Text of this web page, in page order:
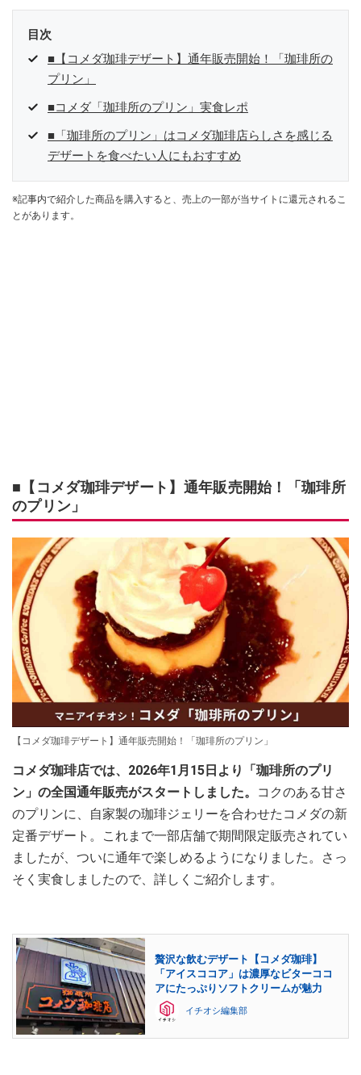
目次
■【コメダ珈琲デザート】通年販売開始！「珈琲所の
プリン」
■コメダ「珈琲所のプリン」実食レポ
■「珈琲所のプリン」はコメダ珈琲店らしさを感じる
デザートを食べたい人にもおすすめ
※記事内で紹介した商品を購入すると、売上の一部が当サイトに還元されるこ
とがあります。
■【コメダ珈琲デザート】通年販売開始！「珈琲所
のプリン」
【コメダ珈琲デザート】通年販売開始！「珈琲所のプリン」
コメダ珈琲店では、2026年1月15日より「珈琲所のプリ
ン」の全国通年販売がスタートしました。
コクのある甘さ
のプリンに、自家製の珈琲ジェリーを合わせたコメダの新
定番デザート。これまで一部店舗で期間限定販売されてい
ましたが、ついに通年で楽しめるようになりました。さっ
そく実食しましたので、詳しくご紹介します。
贅沢な飲むデザート【コメダ珈琲】
「アイスココア」は濃厚なビターココ
アにたっぷりソフトクリームが魅力
イチオシ編集部